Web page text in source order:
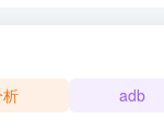
adb